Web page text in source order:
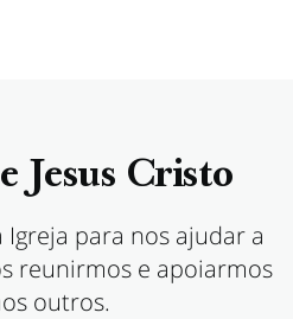
Jesus Cristo
Igreja para nos ajudar a
reunirmos e apoiarmos
outros.